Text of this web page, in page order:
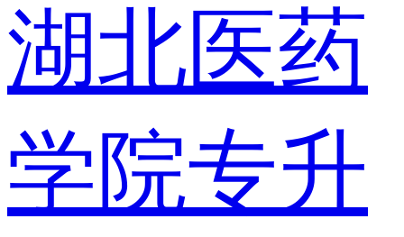
湖北医药
学院专升